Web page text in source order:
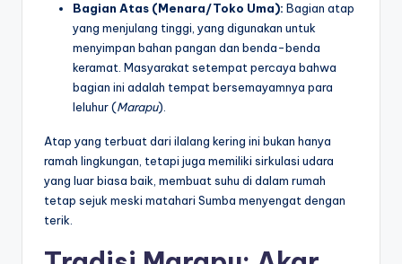
Bagian Atas (Menara/Toko Uma): Bagian atap
yang menjulang tinggi, yang digunakan untuk
menyimpan bahan pangan dan benda-benda
keramat. Masyarakat setempat percaya bahwa
bagian ini adalah tempat bersemayamnya para
leluhur (Marapu).
Atap yang terbuat dari ilalang kering ini bukan hanya
ramah lingkungan, tetapi juga memiliki sirkulasi udara
yang luar biasa baik, membuat suhu di dalam rumah
tetap sejuk meski matahari Sumba menyengat dengan
terik.